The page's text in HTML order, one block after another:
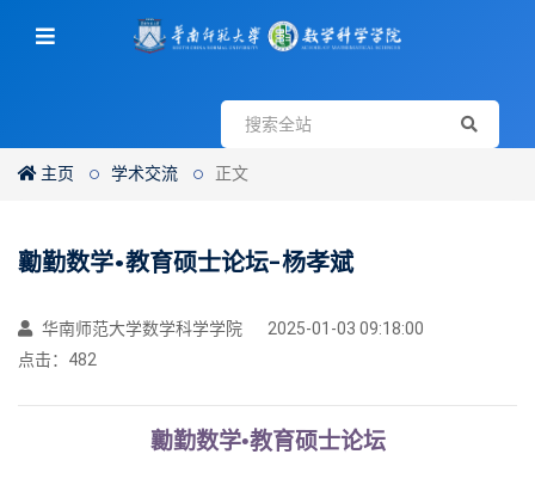
主页 学术交流 正文
勷勤数学•教育硕士论坛-杨孝斌
华南师范大学数学科学学院
2025-01-03 09:18:00
点击： 482
勷勤数学•教育硕士论坛